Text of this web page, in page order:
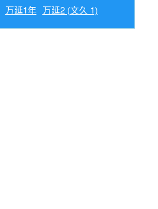
万延1年 万延2 (文久 1)